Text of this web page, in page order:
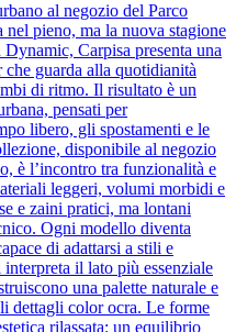
al negozio del Parco
pieno, ma la nuova stagione
Carpisa presenta una
guarda alla quotidianità
di ritmo. Il risultato è un
pensati per
libero, gli spostamenti e le
disponibile al negozio
è l’incontro tra funzionalità e
leggeri, volumi morbidi e
e zaini pratici, ma lontani
Ogni modello diventa
di adattarsi a stili e
il lato più essenziale
una palette naturale e
dettagli color ocra. Le forme
rilassata: un equilibrio